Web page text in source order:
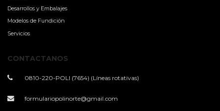
Desarrollos y Embalajes
Modelos de Fundición
Servicios
CONTACTANOS
0810-220-POLI (7654) (Líneas rotativas)
formulariopolinorte@gmail.com